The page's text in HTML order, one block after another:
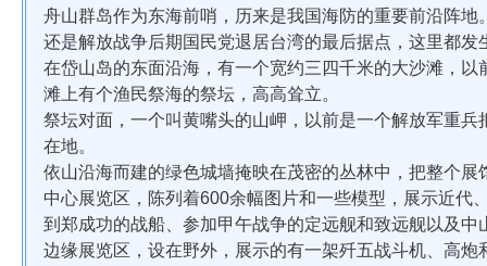
舟山群岛作为东海前哨，历来是我国海防的重要前沿阵
还是解放战争后期国民党退居台湾的最后据点，这里都发
在岱山岛的东面沿海，有一个宽约三四千米的大沙滩，
滩上有个渔民祭海的祭坛，高高耸立。
祭坛对面，一个叫黄嘴头的山岬，以前是一个解放军重兵
在地。
依山沿海而建的绿色城墙掩映在茂密的丛林中，把整个展
中心展览区，陈列着600余幅图片和一些模型，展示近代
到郑成功的战船、参加甲午战争的定远舰和致远舰以及
边缘展览区，设在野外，展示的有一架歼五战斗机、高